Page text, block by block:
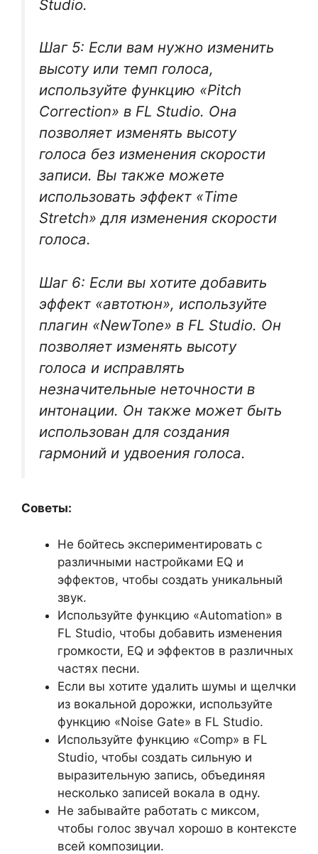
Studio.
Шаг 5: Если вам нужно изменить
высоту или темп голоса,
используйте функцию «Pitch
Correction» в FL Studio. Она
позволяет изменять высоту
голоса без изменения скорости
записи. Вы также можете
использовать эффект «Time
Stretch» для изменения скорости
голоса.
Шаг 6: Если вы хотите добавить
эффект «автотюн», используйте
плагин «NewTone» в FL Studio. Он
позволяет изменять высоту
голоса и исправлять
незначительные неточности в
интонации. Он также может быть
использован для создания
гармоний и удвоения голоса.
Советы:
Не бойтесь экспериментировать с
различными настройками EQ и
эффектов, чтобы создать уникальный
звук.
Используйте функцию «Automation» в
FL Studio, чтобы добавить изменения
громкости, EQ и эффектов в различных
частях песни.
Если вы хотите удалить шумы и щелчки
из вокальной дорожки, используйте
функцию «Noise Gate» в FL Studio.
Используйте функцию «Comp» в FL
Studio, чтобы создать сильную и
выразительную запись, объединяя
несколько записей вокала в одну.
Не забывайте работать с миксом,
чтобы голос звучал хорошо в контексте
всей композиции.